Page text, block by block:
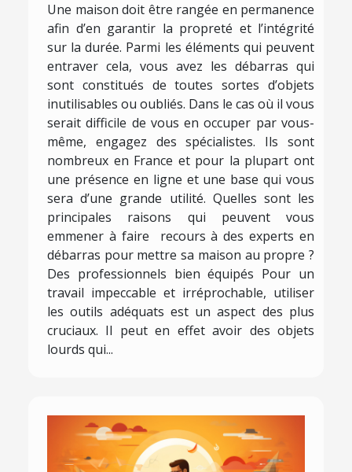
Une maison doit être rangée en permanence
afin d’en garantir la propreté et l’intégrité
sur la durée. Parmi les éléments qui peuvent
entraver cela, vous avez les débarras qui
sont constitués de toutes sortes d’objets
inutilisables ou oubliés. Dans le cas où il vous
serait difficile de vous en occuper par vous-
même, engagez des spécialistes. Ils sont
nombreux en France et pour la plupart ont
une présence en ligne et une base qui vous
sera d’une grande utilité. Quelles sont les
principales raisons qui peuvent vous
emmener à faire recours à des experts en
débarras pour mettre sa maison au propre ?
Des professionnels bien équipés Pour un
travail impeccable et irréprochable, utiliser
les outils adéquats est un aspect des plus
cruciaux. Il peut en effet avoir des objets
lourds qui...